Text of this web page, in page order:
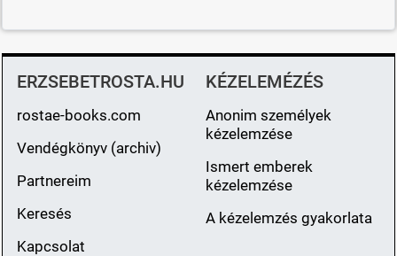
ERZSEBETROSTA.HU
rostae-books.com
Vendégkönyv (archiv)
Partnereim
Keresés
Kapcsolat
KÉZELEMÉZÉS
Anonim személyek
kézelemzése
Ismert emberek
kézelemzése
A kézelemzés gyakorlata